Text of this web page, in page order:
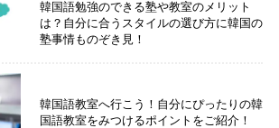
韓国語勉強のできる塾や教室のメリット
は？自分に合うスタイルの選び方に韓国の
塾事情ものぞき見！
韓国語教室へ行こう！自分にぴったりの韓
国語教室をみつけるポイントをご紹介！